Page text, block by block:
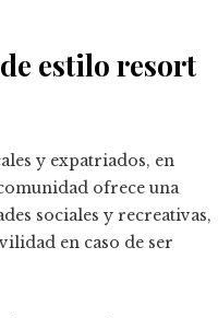
estilo resort
y expatriados, en
ofrece una
sociales y recreativas,
en caso de ser